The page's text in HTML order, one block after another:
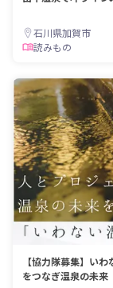
石川県加賀市
読みもの
【協力隊募集】い
をつなぎ温泉の未来